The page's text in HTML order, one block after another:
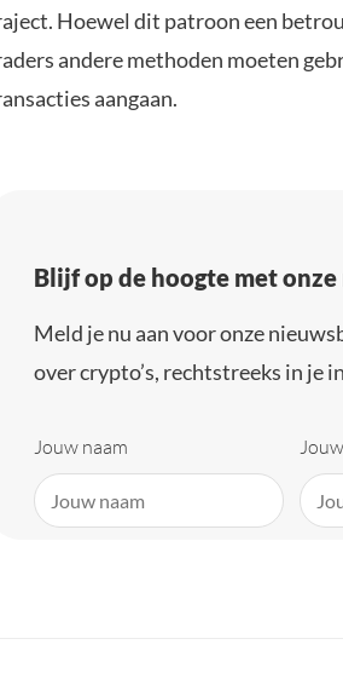
Hoewel dit patroon een
andere methoden moeten
aangaan.
Blijf op de hoogte met
Meld je nu aan voor onze
over crypto’s, rechtstreeks in je
Jouw naam